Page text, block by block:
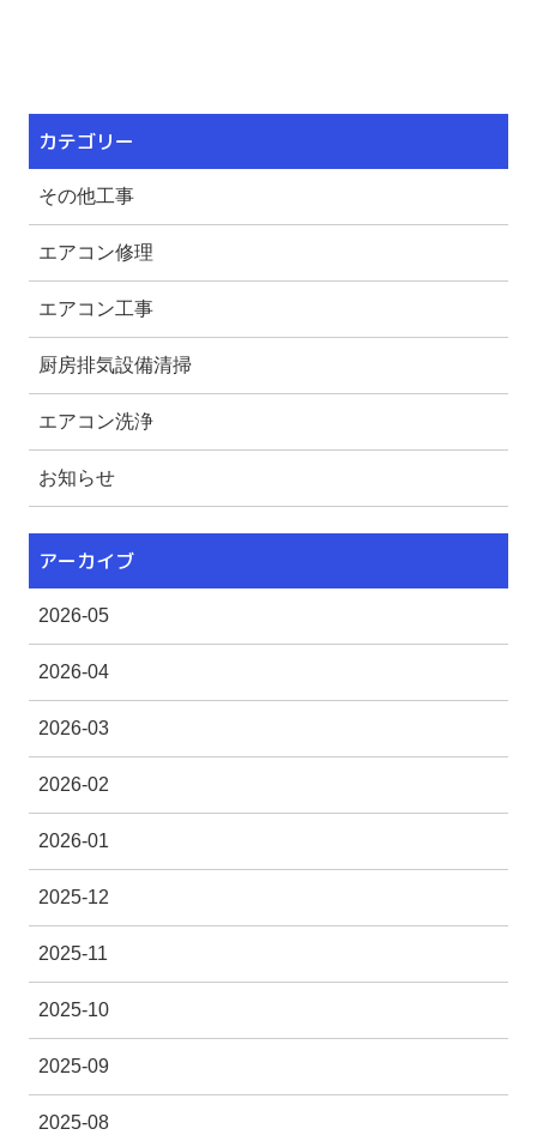
カテゴリー
その他工事
エアコン修理
エアコン工事
厨房排気設備清掃
エアコン洗浄
お知らせ
アーカイブ
2026-05
2026-04
2026-03
2026-02
2026-01
2025-12
2025-11
2025-10
2025-09
2025-08